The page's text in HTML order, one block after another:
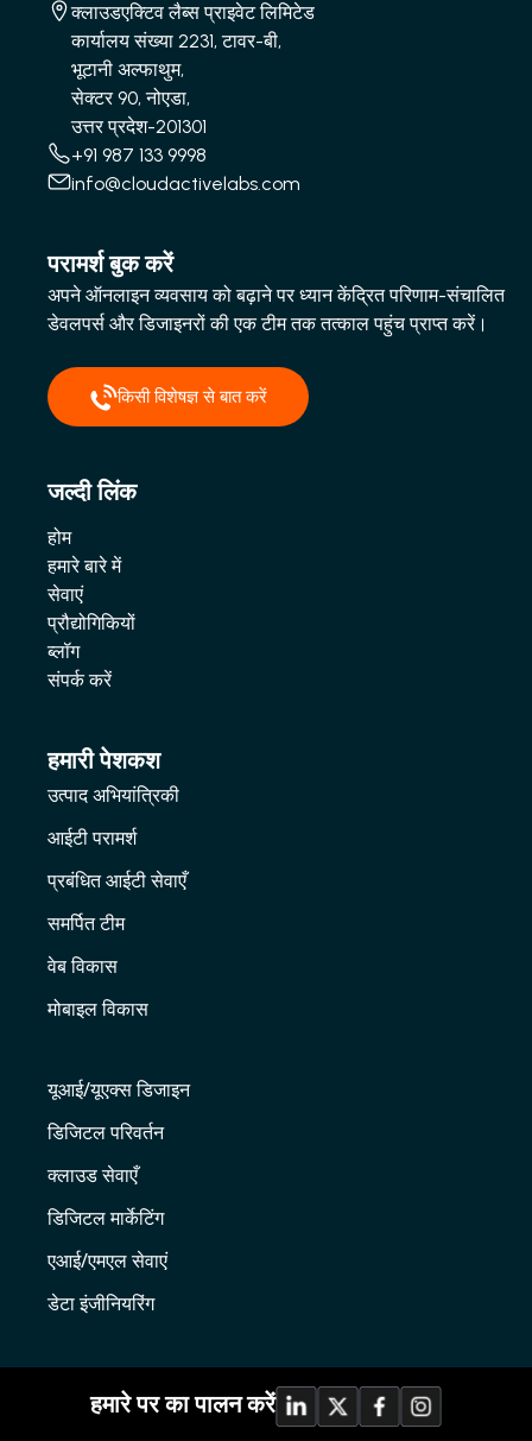
क्लाउडएक्टिव लैब्स प्राइवेट लिमिटेड
कार्यालय संख्या 2231, टावर-बी,
भूटानी अल्फाथुम,
सेक्टर 90, नोएडा,
उत्तर प्रदेश-201301
+91 987 133 9998
info@cloudactivelabs.com
परामर्श बुक करें
अपने ऑनलाइन व्यवसाय को बढ़ाने पर ध्यान केंद्रित परिणाम-संचालित
डेवलपर्स और डिजाइनरों की एक टीम तक तत्काल पहुंच प्राप्त करें।
किसी विशेषज्ञ से बात करें
जल्दी लिंक
होम
हमारे बारे में
सेवाएं
प्रौद्योगिकियों
ब्लॉग
संपर्क करें
हमारी पेशकश
उत्पाद अभियांत्रिकी
आईटी परामर्श
प्रबंधित आईटी सेवाएँ
समर्पित टीम
वेब विकास
मोबाइल विकास
यूआई/यूएक्स डिजाइन
डिजिटल परिवर्तन
क्लाउड सेवाएँ
डिजिटल मार्केटिंग
एआई/एमएल सेवाएं
डेटा इंजीनियरिंग
हमारे पर का पालन करें